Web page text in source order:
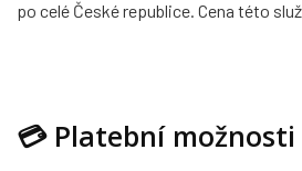
po celé České republice. Cena této
💳 Platební možnosti